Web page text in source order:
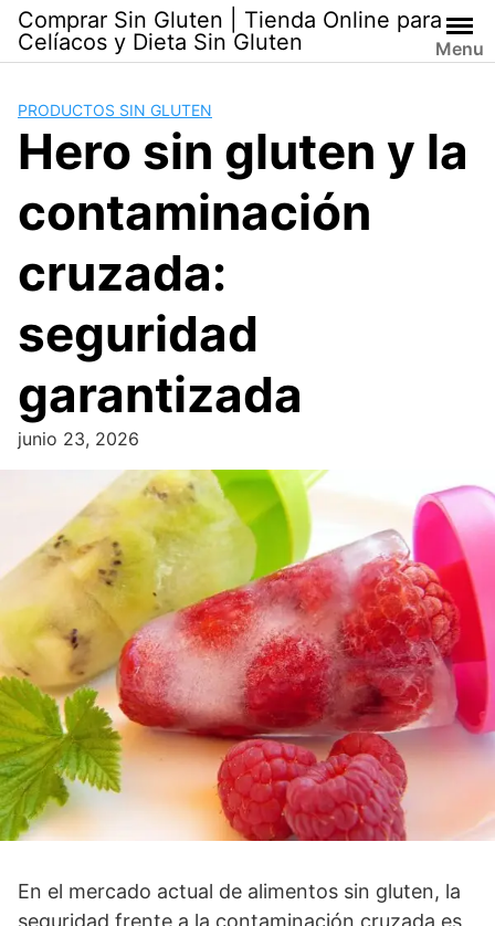
Skip
content
Comprar Sin Gluten | Tienda Online para
Celíacos y Dieta Sin Gluten
Menu
PRODUCTOS SIN GLUTEN
Hero sin gluten y la
contaminación
cruzada:
seguridad
garantizada
junio 23, 2026
En el mercado actual de alimentos sin gluten, la
seguridad frente a la contaminación cruzada es